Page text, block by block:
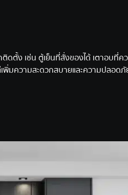
ติดตั้ง เช่น ตู้เย็นที่สั่งของได้ เตาอบที่
มความสะดวกสบายและความปลอดภั